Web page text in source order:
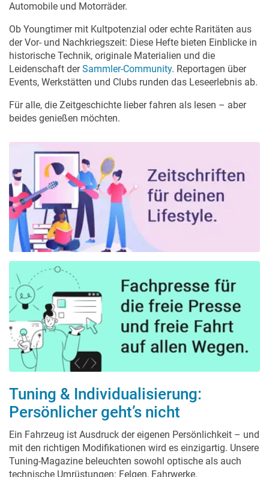
Automobile und Motorräder.
Ob Youngtimer mit Kultpotenzial oder echte Raritäten aus
der Vor- und Nachkriegszeit: Diese Hefte bieten Einblicke in
historische Technik, originale Materialien und die
Leidenschaft derSammler-Community. Reportagen über
Events, Werkstätten und Clubs runden das Leseerlebnis ab.
Für alle, die Zeitgeschichte lieber fahren als lesen – aber
beides genießen möchten.
Tuning & Individualisierung:
Persönlicher geht’s nicht
Ein Fahrzeug ist Ausdruck der eigenen Persönlichkeit – und
mit den richtigen Modifikationen wird es einzigartig. Unsere
Tuning-Magazine beleuchten sowohl optische als auch
technische Umrüstungen: Felgen, Fahrwerke,